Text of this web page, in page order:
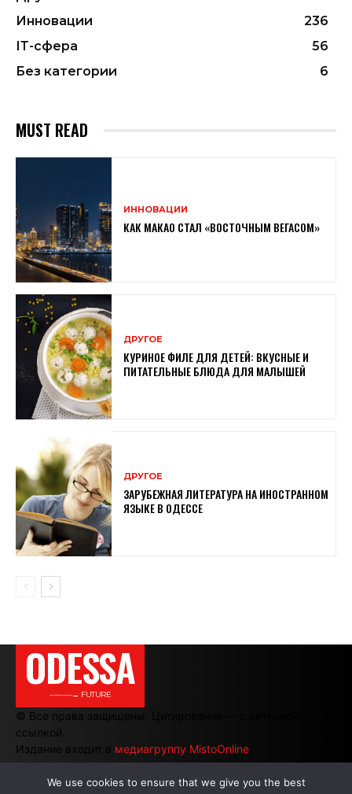
Инновации
236
ІТ-сфера
56
Без категории
6
MUST READ
ИННОВАЦИИ
КАК МАКАО СТАЛ «ВОСТОЧНЫМ ВЕГАСОМ»
ДРУГОЕ
КУРИНОЕ ФИЛЕ ДЛЯ ДЕТЕЙ: ВКУСНЫЕ И
ПИТАТЕЛЬНЫЕ БЛЮДА ДЛЯ МАЛЫШЕЙ
ДРУГОЕ
ЗАРУБЕЖНАЯ ЛИТЕРАТУРА НА ИНОСТРАННОМ
ЯЗЫКЕ В ОДЕССЕ
ODESSA
———→ FUTURE
© Все права защищены. Цитирование — с активной
ссылкой.
Издание входит в медиагруппу MistoOnline
We use cookies to ensure that we give you the best